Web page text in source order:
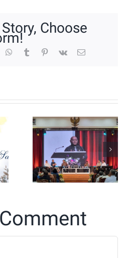
Choose
whatsapptumblr pinterest
vk Email
Ulang
Tahun
IKDKI
Ditandai
Dialog
Nasional